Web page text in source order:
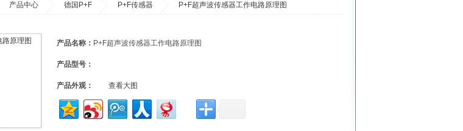
产品中心 德国P+F P+F传感器 P+F超声波传感器工作电路原理图
产品名称： P+F超声波传感器工作电路原理图
产品型号：
产品外观： 查看大图